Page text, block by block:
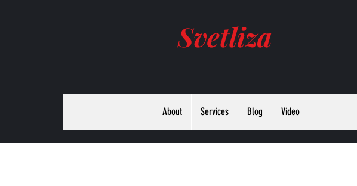
Svetliza
About Services Blog Video